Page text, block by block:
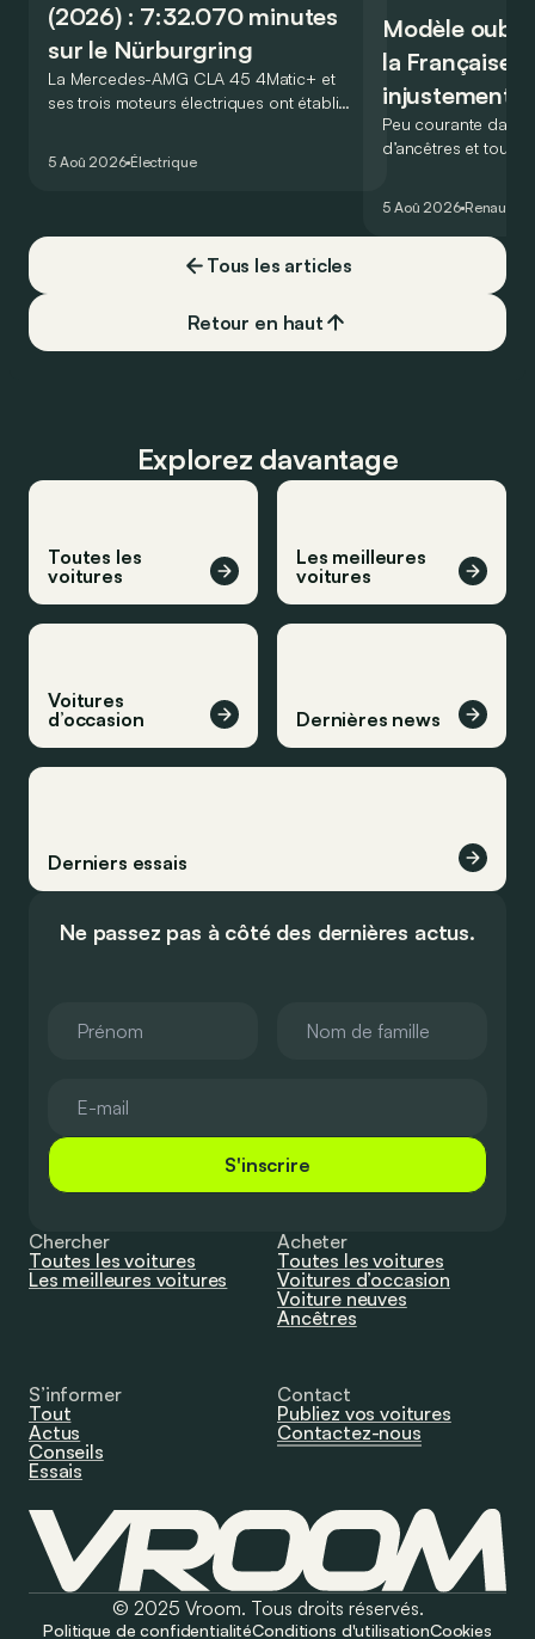
(2026) : 7:32.070 minutes
sur le Nürburgring
La Mercedes-AMG CLA 45 4Matic+ et
ses trois moteurs électriques ont établi
circuit du Nürburgring… mais lequel ?
5 Aoû 2026 Électrique
Modèle
la Française
injustement
Peu courante dans
d’ancêtres et
proposait en 1965
!
5 Aoû 2026 Renault
Tous les articles
Retour en haut
Explorez davantage
Toutes les
voitures
Les meilleures
voitures
Voitures
d’occasion
Dernières news
Derniers essais
Ne passez pas à côté des dernières actus.
S'inscrire
Chercher
Toutes les voitures
Les meilleures voitures
Acheter
Toutes les voitures
Voitures d’occasion
Voiture neuves
Ancêtres
S’informer
Tout
Actus
Conseils
Essais
Contact
Publiez vos voitures
Contactez-nous
© 2025 Vroom. Tous droits réservés.
Politique de confidentialitéConditions d'utilisationCookies